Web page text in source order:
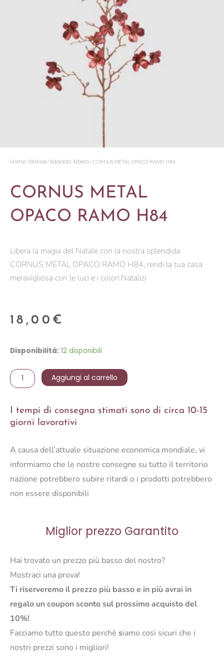
Home/ Natale/Addobbi Albero/ CORNUS METAL OPACO RAMO H84
CORNUS METAL
OPACO RAMO H84
Libera la magia del Natale con la nostra splendida
CORNUS METAL OPACO RAMO H84, rendi la tua casa
meravigliosa con le luci e i colori Natalizi
18,00 €
Disponibilità: 12 disponibili
CORNUS
OPACO
RAMO
quantità
Aggiungi al carrello
I tempi di consegna stimati sono di circa 10-15
giorni lavorativi
A causa dell’attuale situazione economica mondiale, vi
informiamo che le nostre consegne su tutto il territorio
nazione potrebbero subire ritardi o i prodotti potrebbero
non essere disponibili
Miglior prezzo Garantito
Hai trovato un prezzo più basso del nostro?
Mostraci una prova!
Ti riserveremo il prezzo più basso e in più avrai in
regalo un coupon sconto sul prossimo acquisto del
10%!
Facciamo tutto questo perchè siamo così sicuri che i
nostri prezzi sono i migliori!